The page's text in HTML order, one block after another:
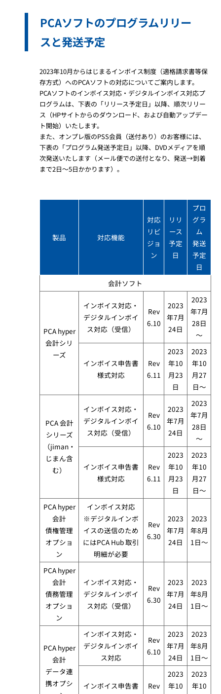
PCAソフトのプログラムリリー
スと発送予定
2023年10月からはじまるインボイス制度（適格請求書等保
存方式）へのPCAソフトの対応についてご案内します。
PCAソフトのインボイス対応・デジタルインボイス対応プ
ログラムは、下表の「リリース予定日」以降、順次リリー
ス（HPサイトからのダウンロード、および自動アップデー
ト開始）いたします。
また、オンプレ版のPSS会員（送付あり）のお客様には、
下表の「プログラム発送予定日」以降、DVDメディアを順
次発送いたします（メール便での送付となり、発送→到着
まで2日～5日かかります）。
製品​ 対応機能​
対応
リビ
ジョ
ン
リリ
ース
予定
日​
プロ
グラ
ム
発送
予定
日
会計ソフト​
PCA hyper
会計シリ
ーズ​
インボイス対応・​
デジタルインボイ
ス対応（受信）
Rev
6.10
2023
年7月
24日
2023
年7月
28日
～
インボイス申告書
様式対応
Rev
6.11
2023
年10
月23
日
2023
年10
月27
日～
PCA 会計
シリーズ
（jiman・
じまん含
む）
インボイス対応・​
デジタルインボイ
ス対応（受信）
Rev
6.10
2023
年7月
24日
2023
年7月
28日
～
インボイス申告書
様式対応
Rev
6.11
2023
年10
月23
日
2023
年10
月27
日～
PCA hyper
会計
債権管理
オプショ
ン​
インボイス対応
※デジタルインボ
イスの送信のため
にはPCA Hub 取引
明細が必要
Rev
6.30
2023
年7月
24日
2023
年8月
1日～
PCA hyper
会計
債務管理
オプショ
ン​
インボイス対応・
デジタルインボイ
ス対応（受信）
Rev
6.30
2023
年7月
24日
2023
年8月
1日～
PCA hyper
会計
データ連
携オプシ
インボイス対応・​
デジタルインボイ
ス対応
Rev
6.10
2023
年7月
24日
2023
年8月
1日～
インボイス申告書
Rev
2023
年10
2023
年10